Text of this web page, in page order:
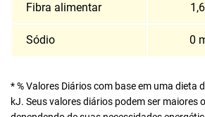
Fibra alimentar
Sódio 0
* % Valores Diários com base em uma dieta
kJ. Seus valores diários podem ser maiores